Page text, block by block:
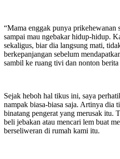
“Mama enggak punya prikehewanan
sampai mau ngebakar hidup-hidup.
sekaligus, biar dia langsung mati,
berkepanjangan sebelum
sambil ke ruang tivi dan nonton berita
Sejak heboh hal tikus ini, saya
nampak biasa-biasa saja. Artinya dia
binatang pengerat yang merusak itu.
beli jebakan atau mencari lem buat
berseliweran di rumah kami itu.